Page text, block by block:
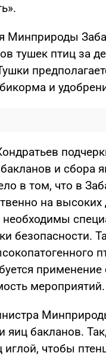
Минприроды
тушек птиц за
и
и сбора
в том, что в
на
безопасности.
мероприятий.
яиц бакланов.
иглой, чтобы